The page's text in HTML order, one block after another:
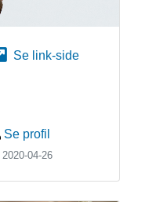
Se link-side
Se profil
2020-04-26